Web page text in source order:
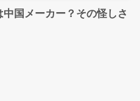
国メーカー？その怪しさ